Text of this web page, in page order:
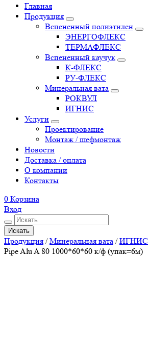
Главная
Продукция
Вспененный полиэтилен
ЭНЕРГОФЛЕКС
ТЕРМАФЛЕКС
Вспененный каучук
К-ФЛЕКС
РУ-ФЛЕКС
Минеральная вата
РОКВУЛ
ИГНИС
Услуги
Проектирование
Монтаж / шефмонтаж
Новости
Доставка / оплата
О компании
Контакты
0 Корзина
Вход
Искать
Продукция /Минеральная вата /ИГНИС
Pipe Alu A 80 1000*60*60 к/ф (упак=6м)